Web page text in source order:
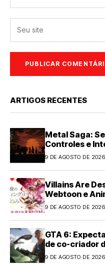
ARTIGOS RECENTES
Metal Saga:
Controles e
9 DE AGOSTO DE 2026
Villains Are
Webtoon e
9 DE AGOSTO DE 2026
GTA 6:
de co-criador
9 DE AGOSTO DE 2026